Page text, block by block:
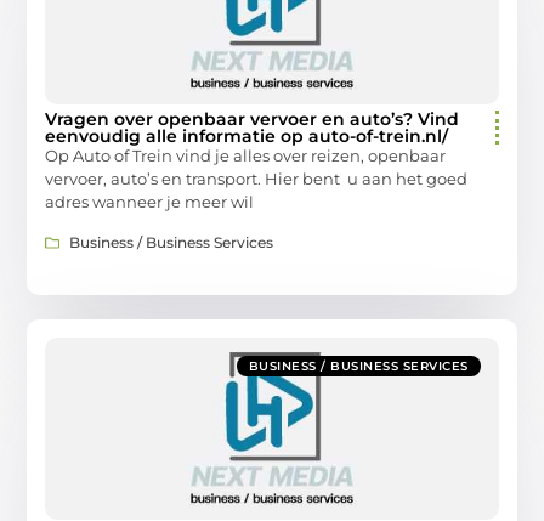
Vragen over openbaar vervoer en auto’s? Vind
eenvoudig alle informatie op auto-of-trein.nl/
Op Auto of Trein vind je alles over reizen, openbaar
vervoer, auto’s en transport. Hier bent u aan het goed
adres wanneer je meer wil
Business / Business Services
BUSINESS / BUSINESS SERVICES